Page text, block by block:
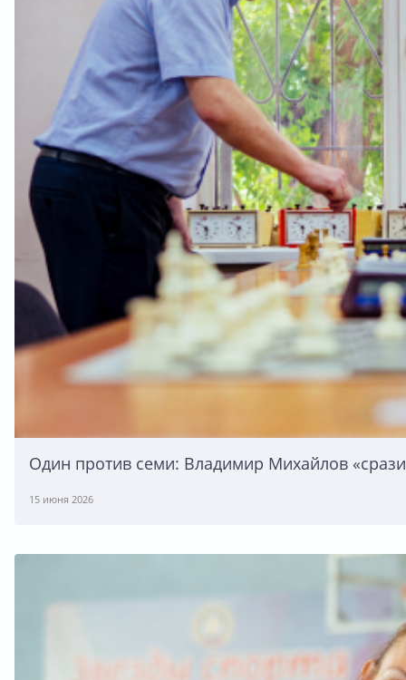
Один против семи: Владимир Михайлов
15 июня 2026